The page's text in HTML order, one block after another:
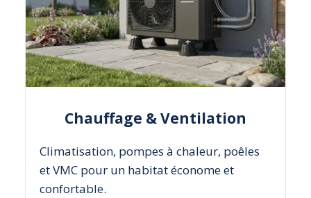
Chauffage & Ventilation
Climatisation, pompes à chaleur, poêles
et VMC pour un habitat économe et
confortable.